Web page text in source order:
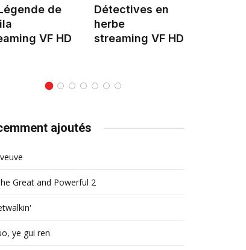
de
VF HD
Détectives en
herbe
streaming VF HD
ajoutés
Great and Powerful 2
ye gui ren